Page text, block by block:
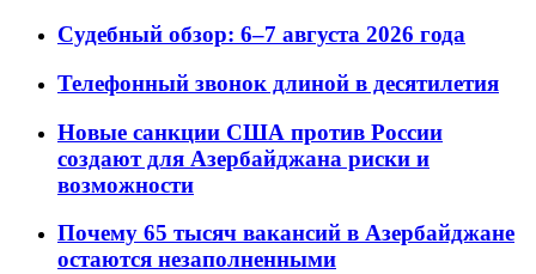
Судебный обзор: 6–7 августа 2026 года
Телефонный звонок длиной в десятилетия
Новые санкции США против России
создают для Азербайджана риски и
возможности
Почему 65 тысяч вакансий в Азербайджане
остаются незаполненными